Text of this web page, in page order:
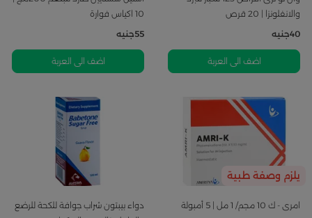
والانفلونزا | 20 قرص
40جنيه
اضف الى العربة
10 اكياس فوارة
55جنيه
اضف الى العربة
يلزم وصفة طبية
امرى - ك 10 مجم/ 1 مل | 5 أمبولة
دواء بيبتون شراب جوافة للكحة للرضع